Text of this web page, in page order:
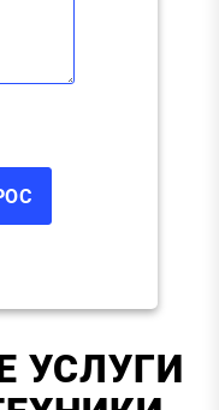
УСЛУГИ